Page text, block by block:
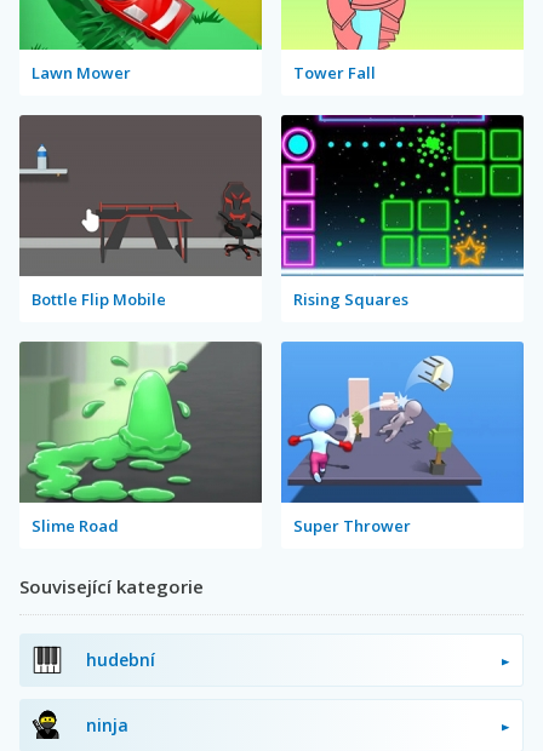
Lawn Mower Tower Fall
Bottle Flip Mobile Rising Squares
Slime Road Super Thrower
Související kategorie
hudební
ninja